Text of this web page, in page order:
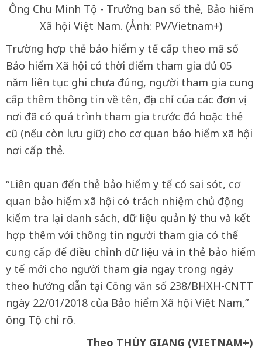
Ông Chu Minh Tộ - Trưởng ban sổ thẻ, Bảo hiểm
Xã hội Việt Nam. (Ảnh: PV/Vietnam+)
Trường hợp thẻ bảo hiểm y tế cấp theo mã số
Bảo hiểm Xã hội có thời điểm tham gia đủ 05
năm liên tục ghi chưa đúng, người tham gia cung
cấp thêm thông tin về tên, địa chỉ của các đơn vị
nơi đã có quá trình tham gia trước đó hoặc thẻ
cũ (nếu còn lưu giữ) cho cơ quan bảo hiểm xã hội
nơi cấp thẻ.
“Liên quan đến thẻ bảo hiểm y tế có sai sót, cơ
quan bảo hiểm xã hội có trách nhiệm chủ động
kiểm tra lại danh sách, dữ liệu quản lý thu và kết
hợp thêm với thông tin người tham gia có thể
cung cấp để điều chỉnh dữ liệu và in thẻ bảo hiểm
y tế mới cho người tham gia ngay trong ngày
theo hướng dẫn tại Công văn số 238/BHXH-CNTT
ngày 22/01/2018 của Bảo hiểm Xã hội Việt Nam,”
ông Tộ chỉ rõ.
Theo THÙY GIANG (VIETNAM+)